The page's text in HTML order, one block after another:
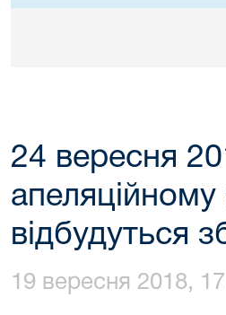
24 вересня
апеляційному
відбудуться
19 вересня 2018,